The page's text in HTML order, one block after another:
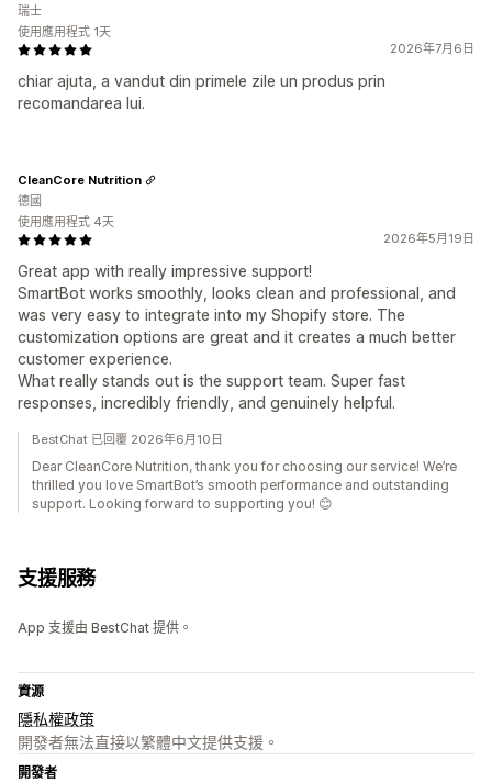
2026年7月6日
chiar ajuta, a vandut din primele zile un produs prin
recomandarea lui.
瑞士
使用應用程式 1天
2026年5月19日
Great app with really impressive support!
SmartBot works smoothly, looks clean and professional, and
was very easy to integrate into my Shopify store. The
customization options are great and it creates a much better
customer experience.
What really stands out is the support team. Super fast
responses, incredibly friendly, and genuinely helpful.
CleanCore Nutrition
德國
使用應用程式 4天
BestChat 已回覆 2026年6月10日
Dear CleanCore Nutrition, thank you for choosing our service! We’re
thrilled you love SmartBot’s smooth performance and outstanding
support. Looking forward to supporting you! 😊
支援服務
App 支援由 BestChat 提供。
資源
隱私權政策
開發者無法直接以繁體中文提供支援。
開發者